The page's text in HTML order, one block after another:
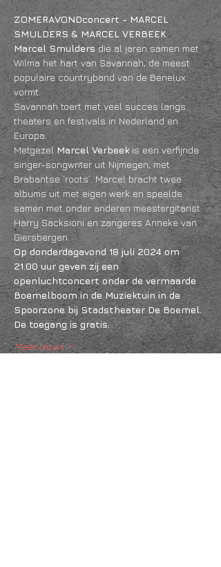
ZOMERAVONDconcert - MARCEL
SMULDERS & MARCEL VERBEEK
Marcel Smulders die al jaren samen met
Wilma het hart van Savannah, de meest
populaire countryband van de Benelux
vormt.
Savannah toert met veel succes langs
theaters en festivals in Nederland en
Europa.
Metgezel Marcel Verbeek is een verfijnde
singer-songwriter uit Nijmegen, met
Brabantse ‘roots’. Marcel bracht twee
albums uit met eigen werk en speelde
samen met onder anderen meestergitarist
Harry Sacksioni en zangeres Anneke van
Giersbergen.
Op donderdagavond 18 juli 2024 om
21.00 uur geven zij een
openluchtconcert onder de vermaarde
Boemelboom in de Muziektuin in de
Spoorzone bij Stadstheater De Boemel.
De toegang is gratis.
Meer lezen >